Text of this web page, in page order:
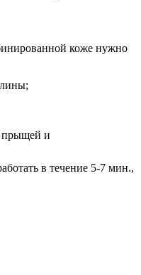
коже нужно
в течение 5-7 мин.,